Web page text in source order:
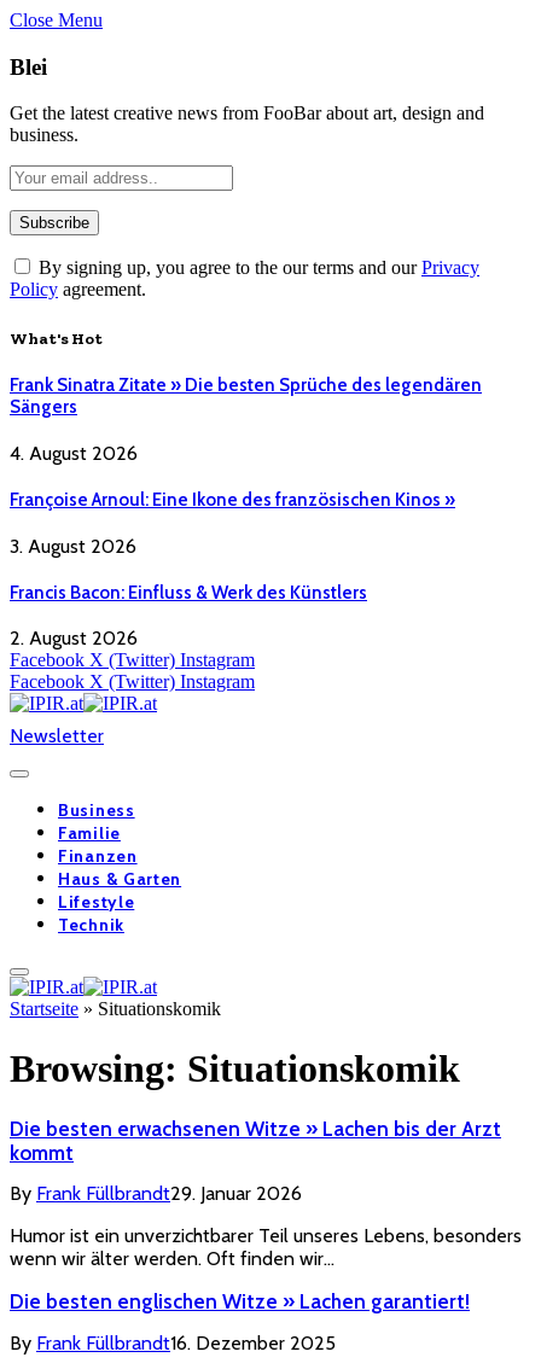
Close Menu
Blei
Get the latest creative news from FooBar about art, design and
business.
By signing up, you agree to the our terms and ourPrivacy
Policy agreement.
What's Hot
Frank Sinatra Zitate » Die besten Sprüche des legendären
Sängers
4. August 2026
Françoise Arnoul: Eine Ikone des französischen Kinos »
3. August 2026
Francis Bacon: Einfluss & Werk des Künstlers
2. August 2026
Facebook X (Twitter) Instagram
Facebook X (Twitter) Instagram
Newsletter
Business
Familie
Finanzen
Haus & Garten
Lifestyle
Technik
Startseite » Situationskomik
Browsing: Situationskomik
Die besten erwachsenen Witze » Lachen bis der Arzt
kommt
By Frank Füllbrandt29. Januar 2026
Humor ist ein unverzichtbarer Teil unseres Lebens, besonders
wenn wir älter werden. Oft finden wir…
Die besten englischen Witze » Lachen garantiert!
By Frank Füllbrandt16. Dezember 2025